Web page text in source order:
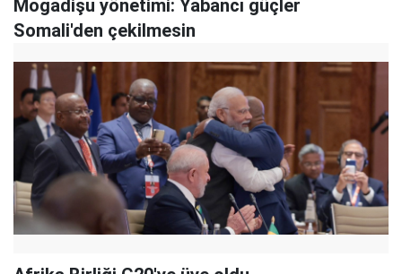
Mogadişu yönetimi: Yabancı güçler
Somali'den çekilmesin